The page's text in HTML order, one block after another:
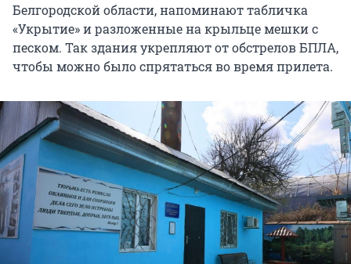
Белгородской области, напоминают табличка
«Укрытие» и разложенные на крыльце мешки с
песком. Так здания укрепляют от обстрелов БПЛА,
чтобы можно было спрятаться во время прилета.